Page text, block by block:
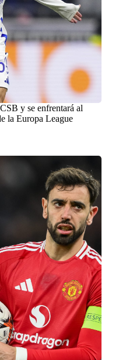
y se enfrentará al
la Europa League